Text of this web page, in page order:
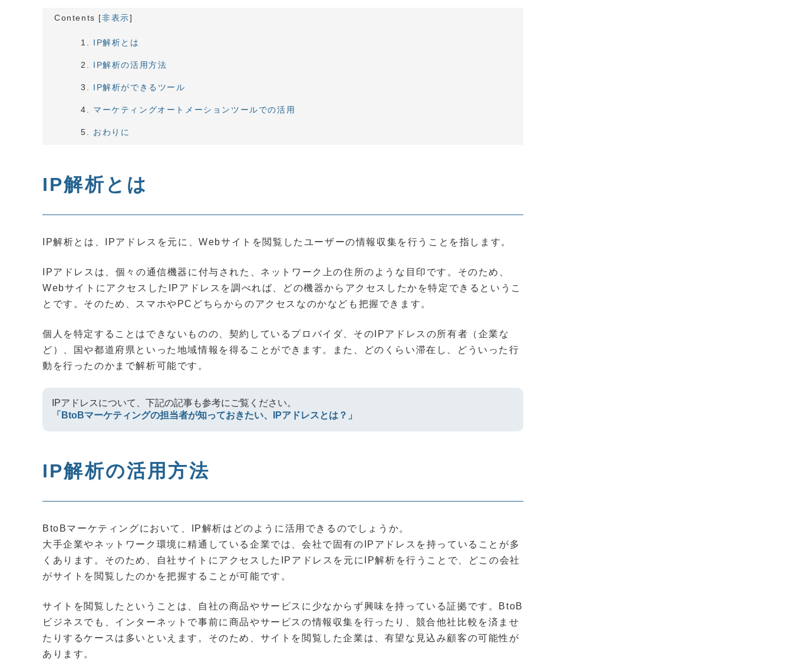
Contents [非表示]
IP解析とは
IP解析の活用方法
IP解析ができるツール
マーケティングオートメーションツールでの活用
おわりに
IP解析とは
IP解析とは、IPアドレスを元に、Webサイトを閲覧したユーザーの情報収集を行うことを指します。
IPアドレスは、個々の通信機器に付与された、ネットワーク上の住所のような目印です。そのため、
WebサイトにアクセスしたIPアドレスを調べれば、どの機器からアクセスしたかを特定できるというこ
とです。そのため、スマホやPCどちらからのアクセスなのかなども把握できます。
個人を特定することはできないものの、契約しているプロバイダ、そのIPアドレスの所有者（企業な
ど）、国や都道府県といった地域情報を得ることができます。また、どのくらい滞在し、どういった行
動を行ったのかまで解析可能です。
IPアドレスについて、下記の記事も参考にご覧ください。
「BtoBマーケティングの担当者が知っておきたい、IPアドレスとは？」
IP解析の活用方法
BtoBマーケティングにおいて、IP解析はどのように活用できるのでしょうか。
大手企業やネットワーク環境に精通している企業では、会社で固有のIPアドレスを持っていることが多
くあります。そのため、自社サイトにアクセスしたIPアドレスを元にIP解析を行うことで、どこの会社
がサイトを閲覧したのかを把握することが可能です。
サイトを閲覧したということは、自社の商品やサービスに少なからず興味を持っている証拠です。BtoB
ビジネスでも、インターネットで事前に商品やサービスの情報収集を行ったり、競合他社比較を済ませ
たりするケースは多いといえます。そのため、サイトを閲覧した企業は、有望な見込み顧客の可能性が
あります。